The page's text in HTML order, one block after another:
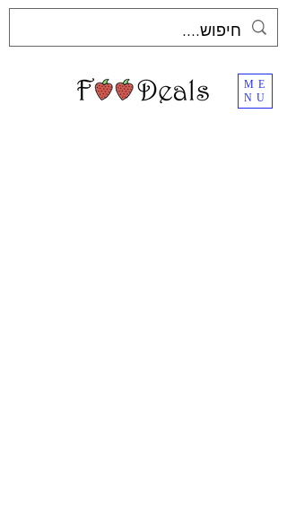
ME
NU